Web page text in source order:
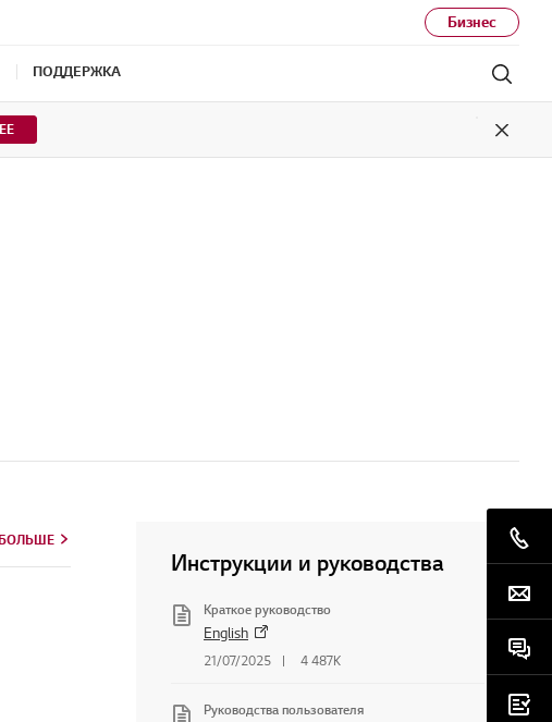
Бизнес
ПОДДЕРЖКА
Close
Инструкции и руководства
Краткое руководство
English
21/07/2025 4 487K
Руководства пользователя